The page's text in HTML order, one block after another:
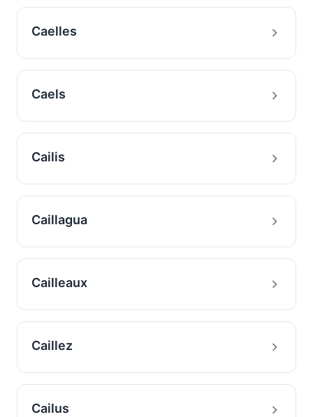
Caelles
Caels
Cailis
Caillagua
Cailleaux
Caillez
Cailus